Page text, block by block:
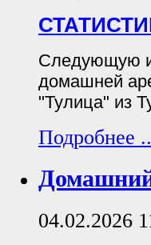
Следующую
домашней
"Тулица" из
Подробнее
04.02.2026